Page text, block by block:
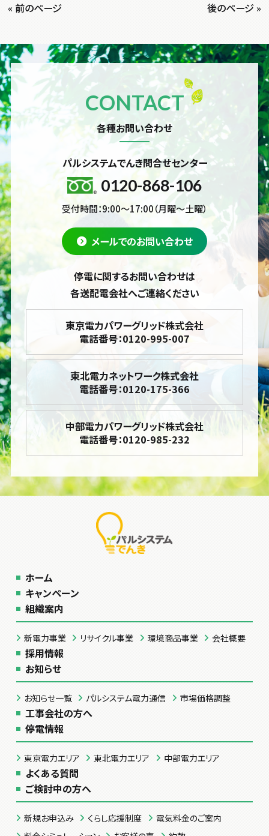
« 前のページ 後のページ »
CONTACT
各種お問い合わせ
パルシステムでんき問合せセンター
0120-868-106
受付時間：9:00～17:00（月曜～土曜）
メールでのお問い合わせ
停電に関するお問い合わせは
各送配電会社へご連絡ください
東京電力パワーグリッド株式会社
電話番号：0120-995-007
東北電力ネットワーク株式会社
電話番号：0120-175-366
中部電力パワーグリッド株式会社
電話番号：0120-985-232
ホーム
キャンペーン
組織案内
新電力事業 リサイクル事業 環境商品事業 会社概要
採用情報
お知らせ
お知らせ一覧 パルシステム電力通信 市場価格調整
工事会社の方へ
停電情報
東京電力エリア 東北電力エリア 中部電力エリア
よくある質問
ご検討中の方へ
新規お申込み くらし応援制度
電気料金のご案内